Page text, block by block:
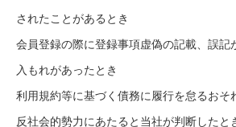
されたことがあるとき
会員登録の際に登録事項虚偽の記載、誤記
入もれがあったとき
利用規約等に基づく債務に履行を怠るおそ
反社会的勢力にあたると当社が判断したと